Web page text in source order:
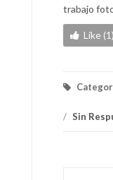
trabajo
Like (1)
/ Sin